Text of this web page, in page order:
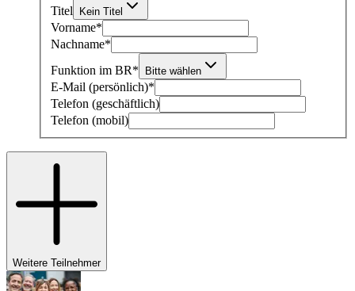
Titel Kein Titel
Vorname*
Nachname*
Funktion im BR* Bitte wählen
E-Mail (persönlich)*
Telefon (geschäftlich)
Telefon (mobil)
Weitere Teilnehmer